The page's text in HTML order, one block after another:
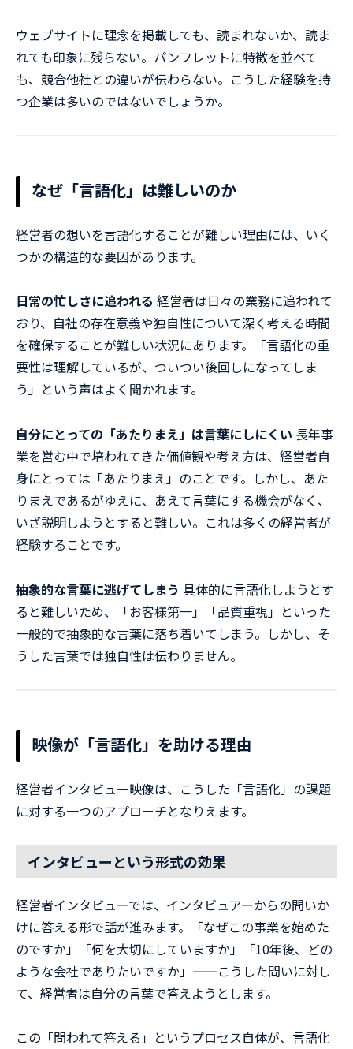
ウェブサイトに理念を掲載しても、読まれないか、読ま
れても印象に残らない。パンフレットに特徴を並べて
も、競合他社との違いが伝わらない。こうした経験を持
つ企業は多いのではないでしょうか。
なぜ「言語化」は難しいのか
経営者の想いを言語化することが難しい理由には、いく
つかの構造的な要因があります。
日常の忙しさに追われる 経営者は日々の業務に追われて
おり、自社の存在意義や独自性について深く考える時間
を確保することが難しい状況にあります。「言語化の重
要性は理解しているが、ついつい後回しになってしま
う」という声はよく聞かれます。
自分にとっての「あたりまえ」は言葉にしにくい 長年事
業を営む中で培われてきた価値観や考え方は、経営者自
身にとっては「あたりまえ」のことです。しかし、あた
りまえであるがゆえに、あえて言葉にする機会がなく、
いざ説明しようとすると難しい。これは多くの経営者が
経験することです。
抽象的な言葉に逃げてしまう 具体的に言語化しようとす
ると難しいため、「お客様第一」「品質重視」といった
一般的で抽象的な言葉に落ち着いてしまう。しかし、そ
うした言葉では独自性は伝わりません。
映像が「言語化」を助ける理由
経営者インタビュー映像は、こうした「言語化」の課題
に対する一つのアプローチとなりえます。
インタビューという形式の効果
経営者インタビューでは、インタビュアーからの問いか
けに答える形で話が進みます。「なぜこの事業を始めた
のですか」「何を大切にしていますか」「10年後、どの
ような会社でありたいですか」——こうした問いに対し
て、経営者は自分の言葉で答えようとします。
この「問われて答える」というプロセス自体が、言語化